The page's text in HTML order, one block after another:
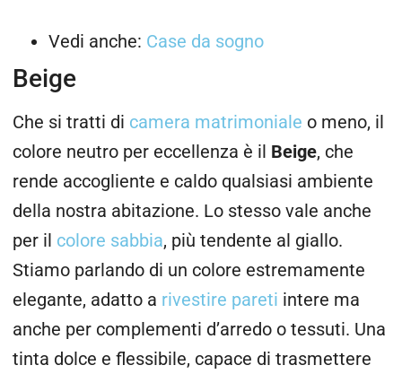
Vedi anche: Case da sogno
Beige
Che si tratti di camera matrimoniale o meno, il
colore neutro per eccellenza è il Beige, che
rende accogliente e caldo qualsiasi ambiente
della nostra abitazione. Lo stesso vale anche
per il colore sabbia, più tendente al giallo.
Stiamo parlando di un colore estremamente
elegante, adatto a rivestire pareti intere ma
anche per complementi d’arredo o tessuti. Una
tinta dolce e flessibile, capace di trasmettere